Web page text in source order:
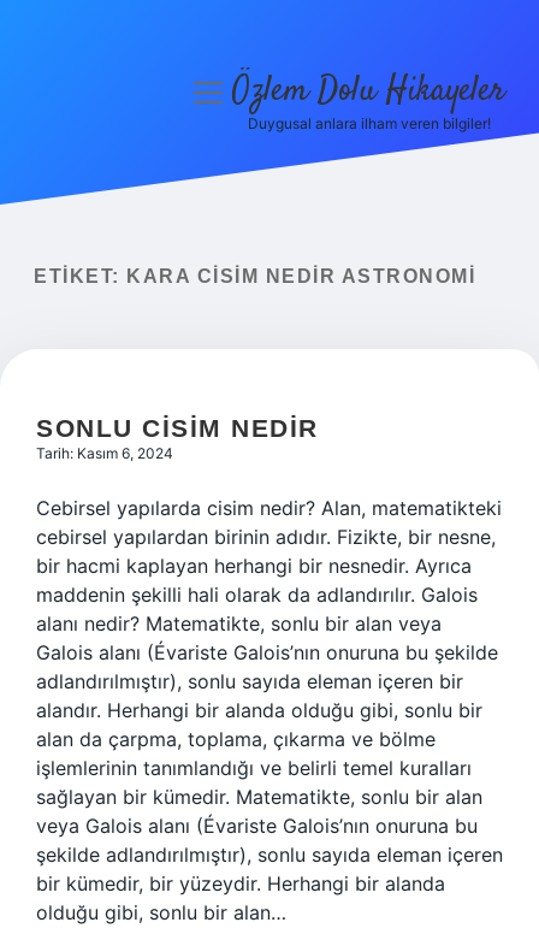
Yasal Uyarı
menüyüÖzlem Dolu Hikayeler
Duygusal anlara ilham veren bilgiler!
ETIKET: KARA CISIM NEDIR ASTRONOMI
SONLU CISIM NEDIR
Tarih: Kasım 6, 2024
Cebirsel yapılarda cisim nedir? Alan, matematikteki
cebirsel yapılardan birinin adıdır. Fizikte, bir nesne,
bir hacmi kaplayan herhangi bir nesnedir. Ayrıca
maddenin şekilli hali olarak da adlandırılır. Galois
alanı nedir? Matematikte, sonlu bir alan veya
Galois alanı (Évariste Galois’nın onuruna bu şekilde
adlandırılmıştır), sonlu sayıda eleman içeren bir
alandır. Herhangi bir alanda olduğu gibi, sonlu bir
alan da çarpma, toplama, çıkarma ve bölme
işlemlerinin tanımlandığı ve belirli temel kuralları
sağlayan bir kümedir. Matematikte, sonlu bir alan
veya Galois alanı (Évariste Galois’nın onuruna bu
şekilde adlandırılmıştır), sonlu sayıda eleman içeren
bir kümedir, bir yüzeydir. Herhangi bir alanda
olduğu gibi, sonlu bir alan…